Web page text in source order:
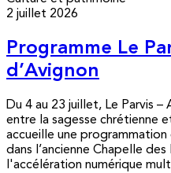
2 juillet 2026
Programme Le
d’Avignon
Du 4 au 23 juillet, Le Parvis –
entre la sagesse chrétienne
accueille une
dans l’ancienne Chapelle
l'accélération numérique